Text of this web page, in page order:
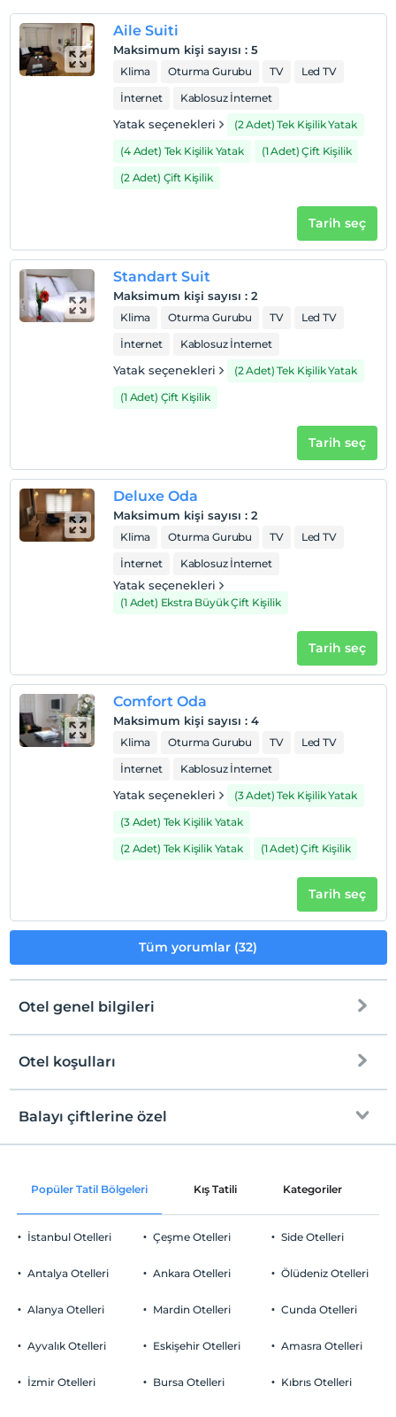
En erken saat 14:00 ve sonrası
Check/out
En geç saat 12:00 ve öncesi
Evcil hayvan kabul edilmemektedir.
Odalarda sigara içilmez
Her bir oda için 3 yaşına kadar 1 çocuk ücretsizdir
Aile Suiti
Maksimum kişi sayısı : 5
Klima Oturma Gurubu TV
Led TV
İnternet
Kablosuz İnternet
Yatak seçenekleri
(2 Adet) Tek Kişilik Yatak
(4 Adet) Tek Kişilik Yatak
(1 Adet) Çift Kişilik
(2 Adet) Çift Kişilik
Tarih seç
Standart Suit
Maksimum kişi sayısı : 2
Klima Oturma Gurubu TV
Led TV
İnternet
Kablosuz İnternet
Yatak seçenekleri
(2 Adet) Tek Kişilik Yatak
(1 Adet) Çift Kişilik
Tarih seç
Deluxe Oda
Maksimum kişi sayısı : 2
Klima Oturma Gurubu TV
Led TV
İnternet
Kablosuz İnternet
Yatak seçenekleri
(1 Adet) Ekstra Büyük Çift Kişilik
Tarih seç
Comfort Oda
Maksimum kişi sayısı : 4
Klima Oturma Gurubu TV
Led TV
İnternet
Kablosuz İnternet
Yatak seçenekleri
(3 Adet) Tek Kişilik Yatak
(3 Adet) Tek Kişilik Yatak
(2 Adet) Tek Kişilik Yatak
(1 Adet) Çift Kişilik
Tarih seç
Tüm yorumlar (32)
Otel genel bilgileri
Ücretsiz Wi-fi
Otopark (Tesis bünyesinde)
Özel Notları Görmek İçin Tıklayınız.
Otel koşulları
Check/in
En erken saat 14:00 ve sonrası
Check/out
Evcil Hayvan
Sigara
Çocuklar
Her bir oda için 3 yaşına kadar 1 çocuk ücretsizdir
Balayı çiftlerine özel
Oda süslemesi
Popüler Tatil Bölgeleri Kış Tatili Kategoriler
İstanbul Otelleri
Antalya Otelleri
Alanya Otelleri
Ayvalık Otelleri
İzmir Otelleri
Çeşme Otelleri
Ankara Otelleri
Mardin Otelleri
Eskişehir Otelleri
Bursa Otelleri
Side Otelleri
Ölüdeniz Otelleri
Cunda Otelleri
Amasra Otelleri
Kıbrıs Otelleri